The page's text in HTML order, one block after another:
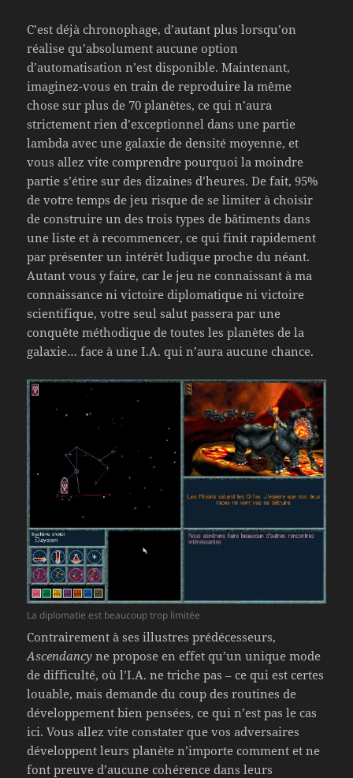
C’est déjà chronophage, d’autant plus lorsqu’on
réalise qu’absolument aucune option
d’automatisation n’est disponible. Maintenant,
imaginez-vous en train de reproduire la même
chose sur plus de 70 planètes, ce qui n’aura
strictement rien d’exceptionnel dans une partie
lambda avec une galaxie de densité moyenne, et
vous allez vite comprendre pourquoi la moindre
partie s’étire sur des dizaines d’heures. De fait, 95%
de votre temps de jeu risque de se limiter à choisir
de construire un des trois types de bâtiments dans
une liste et à recommencer, ce qui finit rapidement
par présenter un intérêt ludique proche du néant.
Autant vous y faire, car le jeu ne connaissant à ma
connaissance ni victoire diplomatique ni victoire
scientifique, votre seul salut passera par une
conquête méthodique de toutes les planètes de la
galaxie… face à une I.A. qui n’aura aucune chance.
La diplomatie est beaucoup trop limitée
Contrairement à ses illustres prédécesseurs,
Ascendancy ne propose en effet qu’un unique mode
de difficulté, où l’I.A. ne triche pas – ce qui est certes
louable, mais demande du coup des routines de
développement bien pensées, ce qui n’est pas le cas
ici. Vous allez vite constater que vos adversaires
développent leurs planète n’importe comment et ne
font preuve d’aucune cohérence dans leurs